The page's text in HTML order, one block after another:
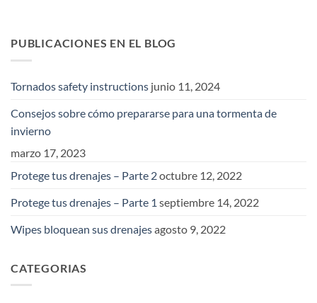
PUBLICACIONES EN EL BLOG
Tornados safety instructions junio 11, 2024
Consejos sobre cómo prepararse para una tormenta de
invierno
marzo 17, 2023
Protege tus drenajes – Parte 2octubre 12, 2022
Protege tus drenajes – Parte 1 septiembre 14, 2022
Wipes bloquean sus drenajesagosto 9, 2022
CATEGORIAS